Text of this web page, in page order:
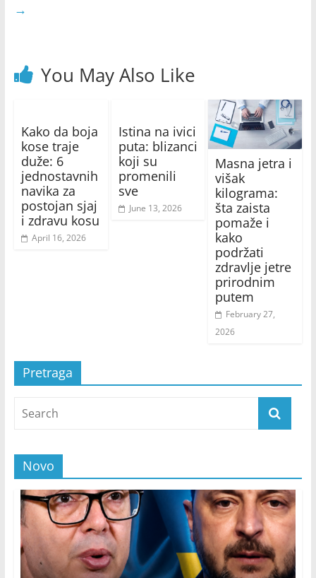
→
You May Also Like
Kako da boja
kose traje
duže: 6
jednostavnih
navika za
postojan sjaj
i zdravu kosu
April 16, 2026
Istina na ivici
puta: blizanci
koji su
promenili
sve
June 13, 2026
Masna jetra i
višak
kilograma:
šta zaista
pomaže i
kako
podržati
zdravlje jetre
prirodnim
putem
February 27,
2026
Pretraga
Novo